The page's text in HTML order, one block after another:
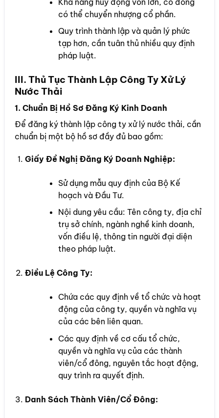
có thể chuyển nhượng cổ phần.
Quy trình thành lập và quản lý phức
tạp hơn, cần tuân thủ nhiều quy định
pháp luật.
III. Thủ Tục Thành Lập Công Ty Xử Lý
Nước Thải
1. Chuẩn Bị Hồ Sơ Đăng Ký Kinh Doanh
Để đăng ký thành lập công ty xử lý nước thải, cần
chuẩn bị một bộ hồ sơ đầy đủ bao gồm:
Giấy Đề Nghị Đăng Ký Doanh Nghiệp:
Sử dụng mẫu quy định của Bộ Kế
hoạch và Đầu Tư.
Nội dung yêu cầu: Tên công ty, địa chỉ
trụ sở chính, ngành nghề kinh doanh,
vốn điều lệ, thông tin người đại diện
theo pháp luật.
Điều Lệ Công Ty:
Chứa các quy định về tổ chức và hoạt
động của công ty, quyền và nghĩa vụ
của các bên liên quan.
Các quy định về cơ cấu tổ chức,
quyền và nghĩa vụ của các thành
viên/cổ đông, nguyên tắc hoạt động,
quy trình ra quyết định.
Danh Sách Thành Viên/Cổ Đông: